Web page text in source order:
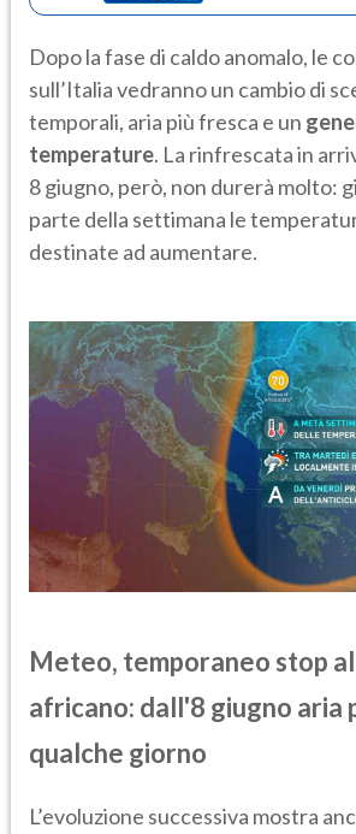
Dopo la fase di caldo anomalo, le
sull’Italia vedranno un cambio di
temporali, aria più fresca e un
temperature. La rinfrescata in
8 giugno, però, non durerà molto:
parte della settimana le
destinate ad aumentare.
Meteo, temporaneo stop
africano: dall'8 giugno aria
qualche giorno
L’evoluzione successiva mostra